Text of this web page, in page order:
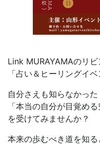
Link MURAYAMAのリビ
「占い＆ヒーリングイ
自分さえも知らなかった
「本当の自分が目覚め
を受けてみませんか？
本来の歩むべき道を知